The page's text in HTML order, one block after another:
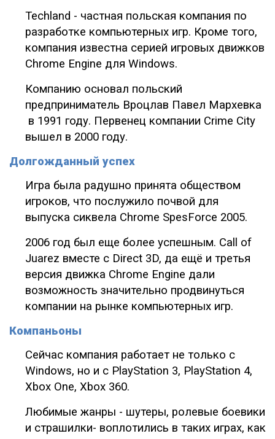
Techland - частная польская компания по
разработке компьютерных игр. Кроме того,
компания известна серией игровых движков
Chrome Engine для Windows.
Компанию основал польский
предприниматель Вроцлав Павел Mархевка
в 1991 году. Первенец компании Crime City
вышел в 2000 году.
Долгожданный успех
Игра была радушно принята обществом
игроков, что послужило почвой для
выпуска сиквела Chrome SpesForce 2005.
2006 год был еще более успешным. Call of
Juarez вместе с Direct 3D, да ещё и третья
версия движка Chrome Engine дали
возможность значительно продвинуться
компании на рынке компьютерных игр.
Компаньоны
Сейчас компания работает не только с
Windows, но и с PlayStation 3, PlayStation 4,
Xbox One, Xbox 360.
Любимые жанры - шутеры, ролевые боевики
и страшилки- воплотились в таких играх, как